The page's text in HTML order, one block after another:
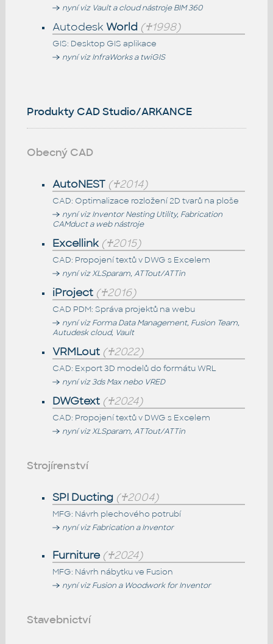
nyní viz Vault a cloud nástroje BIM 360
Autodesk World (♰1998)
GIS: Desktop GIS aplikace
nyní viz InfraWorks a twiGIS
Produkty CAD Studio/ARKANCE
Obecný CAD
AutoNEST (♰2014)
CAD: Optimalizace rozložení 2D tvarů na ploše
nyní viz Inventor Nesting Utility, Fabrication
CAMduct a web nástroje
Excellink (♰2015)
CAD: Propojení textů v DWG s Excelem
nyní viz XLSparam, ATTout/ATTin
iProject (♰2016)
CAD PDM: Správa projektů na webu
nyní viz Forma Data Management, Fusion Team,
Autudesk cloud, Vault
VRMLout (♰2022)
CAD: Export 3D modelů do formátu WRL
nyní viz 3ds Max nebo VRED
DWGtext (♰2024)
CAD: Propojení textů v DWG s Excelem
nyní viz XLSparam, ATTout/ATTin
Strojírenství
SPI Ducting (♰2004)
MFG: Návrh plechového potrubí
nyní viz Fabrication a Inventor
Furniture (♰2024)
MFG: Návrh nábytku ve Fusion
nyní viz Fusion a Woodwork for Inventor
Stavebnictví